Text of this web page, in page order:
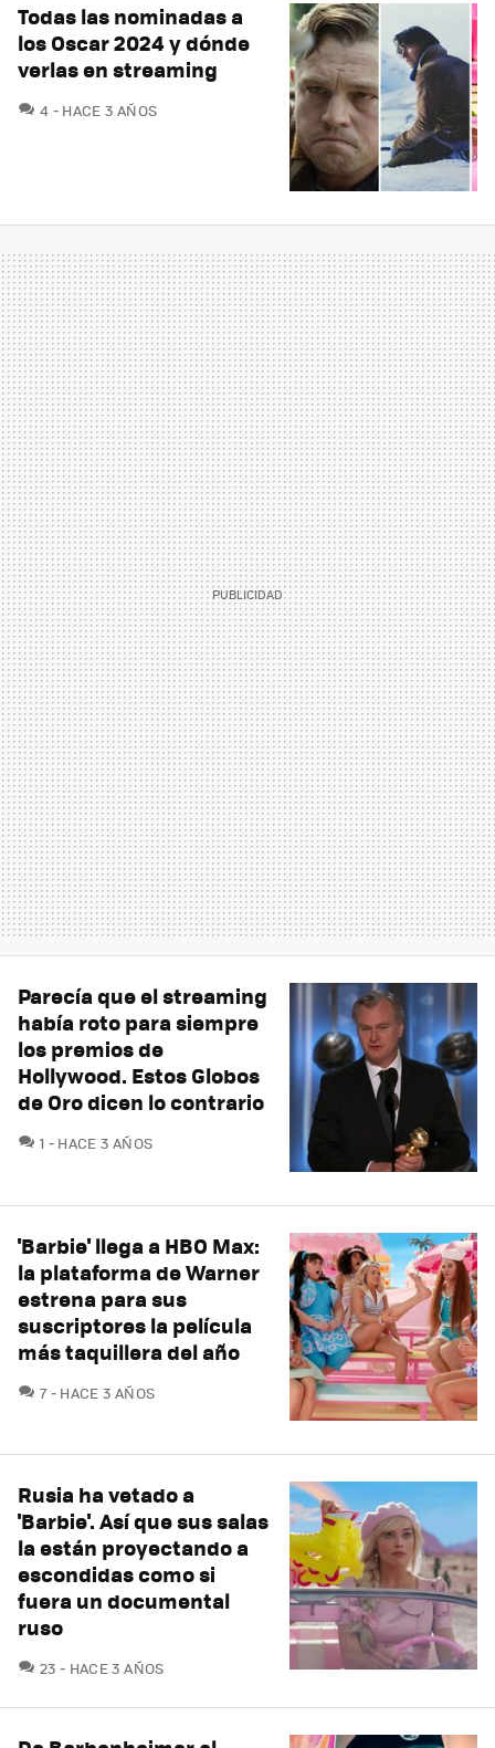
Todas las nominadas a
los Oscar 2024 y dónde
verlas en streaming
4 COMENTARIOS
HACE 3 AÑOS
Parecía que el streaming
había roto para siempre
los premios de
Hollywood. Estos Globos
de Oro dicen lo contrario
1 COMENTARIOS
HACE 3 AÑOS
'Barbie' llega a HBO Max:
la plataforma de Warner
estrena para sus
suscriptores la película
más taquillera del año
7COMENTARIOS
HACE 3 AÑOS
Rusia ha vetado a
'Barbie'. Así que sus salas
la están proyectando a
escondidas como si
fuera un documental
ruso
23 COMENTARIOS
HACE 3 AÑOS